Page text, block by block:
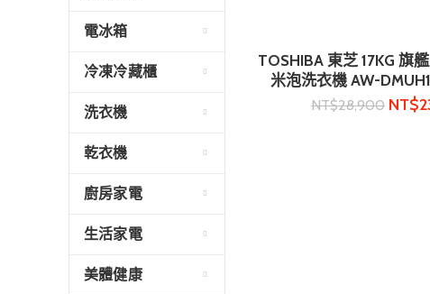
電冰箱
冷凍冷藏櫃
洗衣機
乾衣機
廚房家電
生活家電
美體健康
加入購物車
TOSHIBA 東芝 17KG 旗
米泡洗衣機 AW-
NT$28,900 NT$